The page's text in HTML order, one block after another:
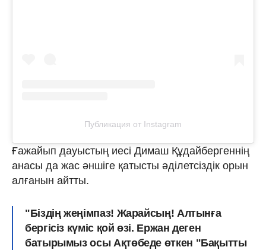
Публикация от Instagram
Ғажайып дауыстың иесі Димаш Құдайбергеннің
анасы да жас әншіге қатысты әділетсіздік орын
алғанын айтты.
"Біздің жеңімпаз! Жарайсың! Алтынға
бергісіз күміс қой өзі. Ержан деген
батырымыз осы Ақтөбеде өткен "Бақытты